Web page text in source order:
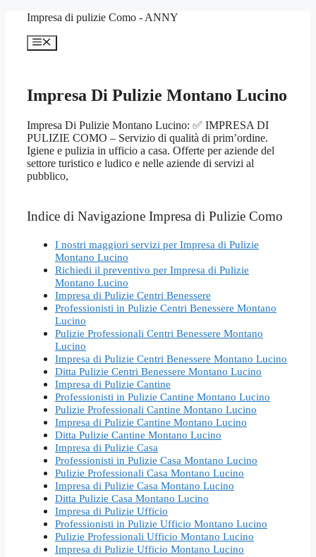
contenuto
Impresa di pulizie Como - ANNY
Menu
Impresa Di Pulizie Montano Lucino
Impresa Di Pulizie Montano Lucino: ✅ IMPRESA DI
PULIZIE COMO – Servizio di qualità di prim’ordine.
Igiene e pulizia in ufficio a casa. Offerte per aziende del
settore turistico e ludico e nelle aziende di servizi al
pubblico,
Indice di Navigazione Impresa di Pulizie Como
I nostri maggiori servizi per Impresa di Pulizie
Montano Lucino
Richiedi il preventivo per Impresa di Pulizie
Montano Lucino
Impresa di Pulizie Centri Benessere
Professionisti in Pulizie Centri Benessere Montano
Lucino
Pulizie Professionali Centri Benessere Montano
Lucino
Impresa di Pulizie Centri Benessere Montano Lucino
Ditta Pulizie Centri Benessere Montano Lucino
Impresa di Pulizie Cantine
Professionisti in Pulizie Cantine Montano Lucino
Pulizie Professionali Cantine Montano Lucino
Impresa di Pulizie Cantine Montano Lucino
Ditta Pulizie Cantine Montano Lucino
Impresa di Pulizie Casa
Professionisti in Pulizie Casa Montano Lucino
Pulizie Professionali Casa Montano Lucino
Impresa di Pulizie Casa Montano Lucino
Ditta Pulizie Casa Montano Lucino
Impresa di Pulizie Ufficio
Professionisti in Pulizie Ufficio Montano Lucino
Pulizie Professionali Ufficio Montano Lucino
Impresa di Pulizie Ufficio Montano Lucino